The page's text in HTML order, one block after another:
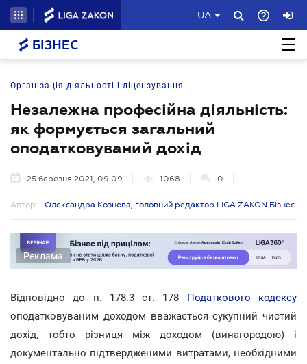
UA
БІЗНЕС
Організація діяльності і ліцензування
Незалежна професійна діяльність:
як формується загальний
оподатковуваний дохід
25 березня 2021, 09:09 1068 0
Автор: Олександра Кознова, головний редактор LIGA ZAKON Бізнес
Реклама
Відповідно до п. 178.3 ст. 178 Податкового кодексу
оподатковуваним доходом вважається сукупний чистий
дохід, тобто різниця між доходом (винагородою) і
документально підтвердженими витратами, необхідними